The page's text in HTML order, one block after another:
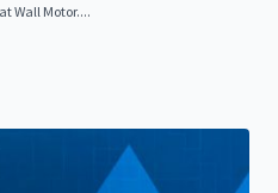
Wall Motor....